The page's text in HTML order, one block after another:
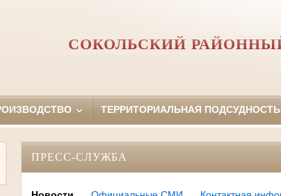
СОКОЛЬСКИЙ
ТЕРРИТОРИАЛЬНАЯ ПОДСУДНОСТЬ
ПРЕСС-СЛУЖБА